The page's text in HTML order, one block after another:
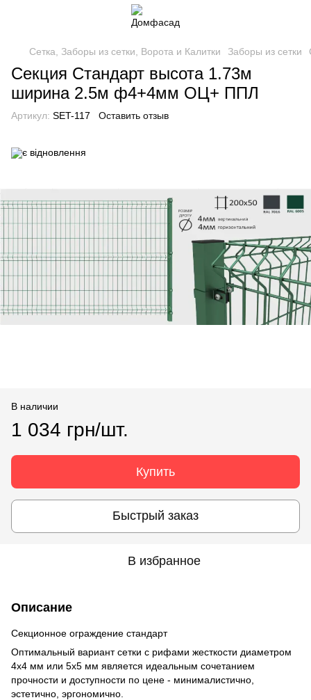
Сетка, Заборы из сетки, Ворота и Калитки Заборы из сетки
Секция Стандарт высота 1.73м
ширина 2.5м ф4+4мм ОЦ+ ППЛ
Артикул: SET-117 Оставить отзыв
В наличии
1 034 грн/шт.
Купить
Быстрый заказ
В избранное
Описание
Секционное ограждение стандарт
Оптимальный вариант сетки с рифами жесткости диаметром
4х4 мм или 5х5 мм является идеальным сочетанием
прочности и доступности по цене - минималистично,
эстетично, эргономично.